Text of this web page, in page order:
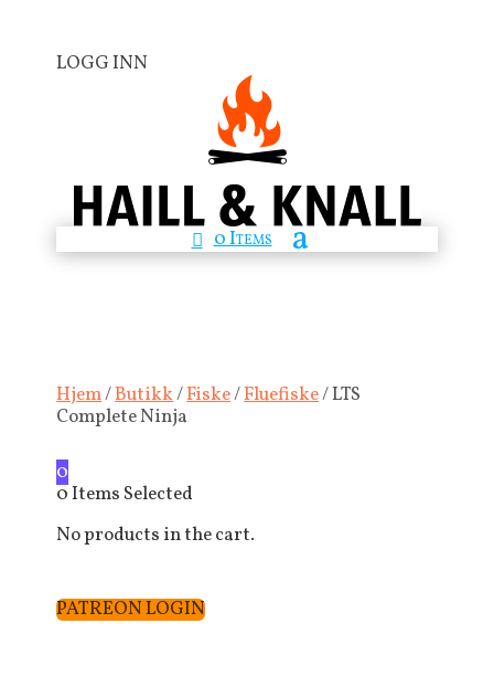
LOGG INN
0 Items
Hjem/Butikk/Fiske/Fluefiske/ LTS
Complete Ninja
0
0Items Selected
No products in the cart.
PATREON LOGIN